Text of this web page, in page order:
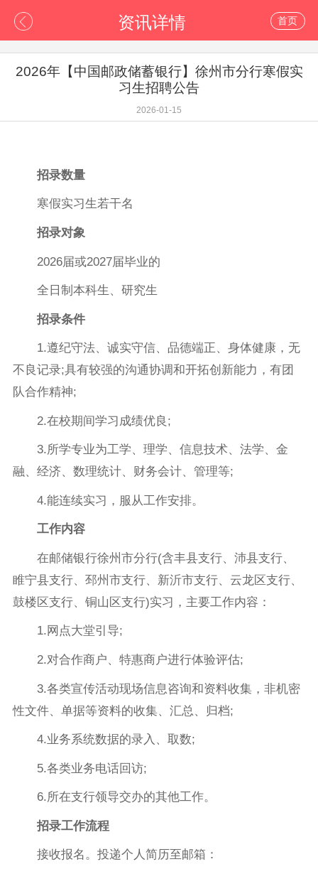
资讯详情 首页
2026年【中国邮政储蓄银行】徐州市分行寒假实
习生招聘公告
2026-01-15
招录数量
寒假实习生若干名
招录对象
2026届或2027届毕业的
全日制本科生、研究生
招录条件
1.遵纪守法、诚实守信、品德端正、身体健康，无
不良记录;具有较强的沟通协调和开拓创新能力，有团
队合作精神;
2.在校期间学习成绩优良;
3.所学专业为工学、理学、信息技术、法学、金
融、经济、数理统计、财务会计、管理等;
4.能连续实习，服从工作安排。
工作内容
在邮储银行徐州市分行(含丰县支行、沛县支行、
睢宁县支行、邳州市支行、新沂市支行、云龙区支行、
鼓楼区支行、铜山区支行)实习，主要工作内容：
1.网点大堂引导;
2.对合作商户、特惠商户进行体验评估;
3.各类宣传活动现场信息咨询和资料收集，非机密
性文件、单据等资料的收集、汇总、归档;
4.业务系统数据的录入、取数;
5.各类业务电话回访;
6.所在支行领导交办的其他工作。
招录工作流程
接收报名。投递个人简历至邮箱：